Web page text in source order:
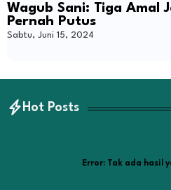
Wagub Sani: Tiga Amal
Pernah Putus
Sabtu, Juni 15, 2024
Hot Posts
Error:Tak ada hasil